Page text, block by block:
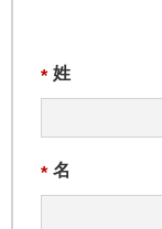
* 姓
* 名